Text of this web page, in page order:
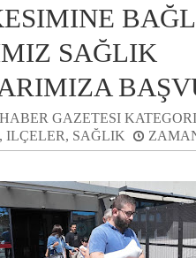
SAĞLIK
GAZETESI
, ILÇELER, SAĞLIK